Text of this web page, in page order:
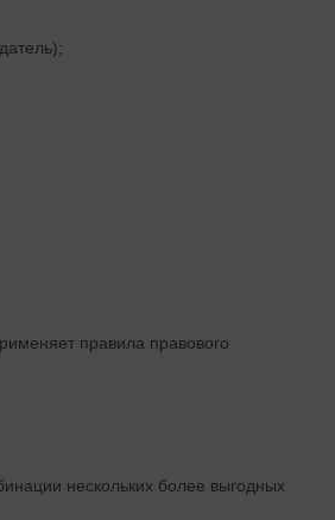
правила правового
нескольких более выгодных